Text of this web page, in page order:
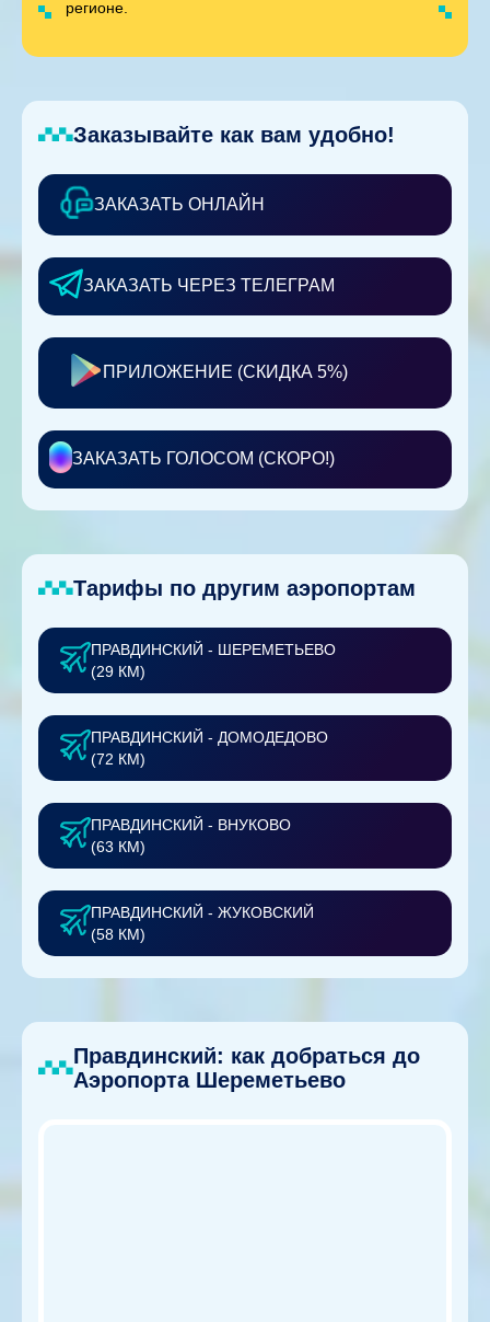
регионе.
Заказывайте как вам удобно!
ЗАКАЗАТЬ ОНЛАЙН
ЗАКАЗАТЬ ЧЕРЕЗ ТЕЛЕГРАМ
ПРИЛОЖЕНИЕ (СКИДКА 5%)
ЗАКАЗАТЬ ГОЛОСОМ (СКОРО!)
Тарифы по другим аэропортам
ПРАВДИНСКИЙ - ШЕРЕМЕТЬЕВО
(29 КМ)
ПРАВДИНСКИЙ - ДОМОДЕДОВО
(72 КМ)
ПРАВДИНСКИЙ - ВНУКОВО
(63 КМ)
ПРАВДИНСКИЙ - ЖУКОВСКИЙ
(58 КМ)
Правдинский: как добраться до
Аэропорта Шереметьево